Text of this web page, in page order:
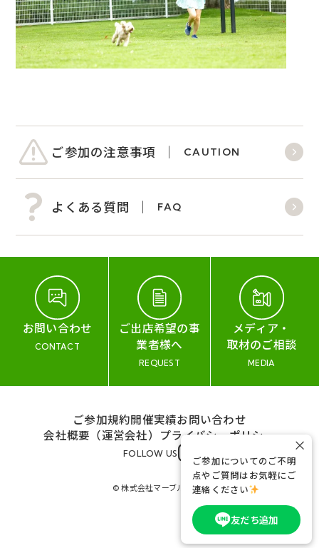
ご参加の注意事項 CAUTION
よくある質問 FAQ
お問い合わせ
CONTACT
ご出店希望の事
業者様へ
REQUEST
メディア・
取材のご相談
MEDIA
ご参加規約開催実績お問い合わせ
会社概要（運営会社） プライバシーポリシー
FOLLOW US
© 株式会社マーブル&コー
ご参加についてのご不明
点やご質問はお気軽にご
連絡ください
友だち追加
×